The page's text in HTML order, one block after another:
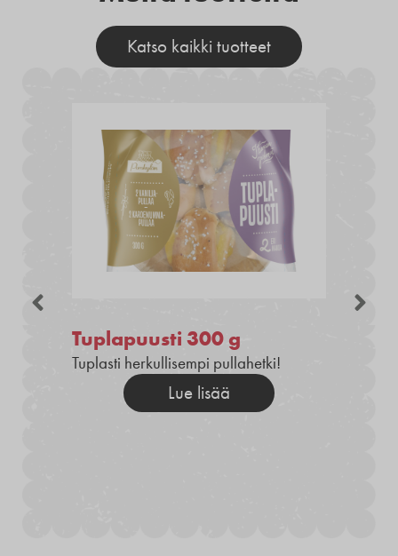
Katso kaikki tuotteet
Tuplapuusti 300 g
Tuplasti herkullisempi pullahetki!
Lue lisää